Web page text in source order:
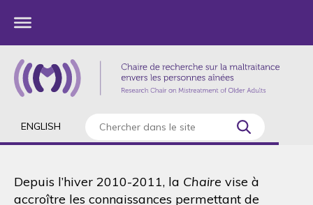
ENGLISH
Depuis l’hiver 2010-2011, la Chaire vise à
accroître les connaissances permettant de